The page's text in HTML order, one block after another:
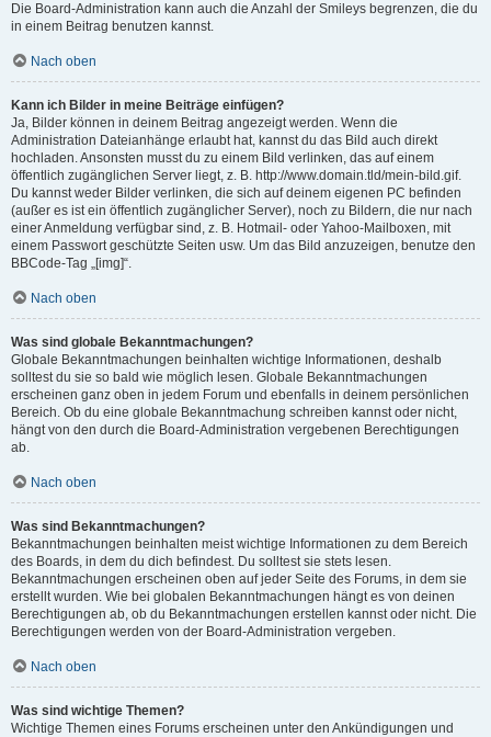
Die Board-Administration kann auch die Anzahl der Smileys begrenzen, die du
in einem Beitrag benutzen kannst.
Nach oben
Kann ich Bilder in meine Beiträge einfügen?
Ja, Bilder können in deinem Beitrag angezeigt werden. Wenn die
Administration Dateianhänge erlaubt hat, kannst du das Bild auch direkt
hochladen. Ansonsten musst du zu einem Bild verlinken, das auf einem
öffentlich zugänglichen Server liegt, z. B. http://www.domain.tld/mein-bild.gif.
Du kannst weder Bilder verlinken, die sich auf deinem eigenen PC befinden
(außer es ist ein öffentlich zugänglicher Server), noch zu Bildern, die nur nach
einer Anmeldung verfügbar sind, z. B. Hotmail- oder Yahoo-Mailboxen, mit
einem Passwort geschützte Seiten usw. Um das Bild anzuzeigen, benutze den
BBCode-Tag „[img]“.
Nach oben
Was sind globale Bekanntmachungen?
Globale Bekanntmachungen beinhalten wichtige Informationen, deshalb
solltest du sie so bald wie möglich lesen. Globale Bekanntmachungen
erscheinen ganz oben in jedem Forum und ebenfalls in deinem persönlichen
Bereich. Ob du eine globale Bekanntmachung schreiben kannst oder nicht,
hängt von den durch die Board-Administration vergebenen Berechtigungen
ab.
Nach oben
Was sind Bekanntmachungen?
Bekanntmachungen beinhalten meist wichtige Informationen zu dem Bereich
des Boards, in dem du dich befindest. Du solltest sie stets lesen.
Bekanntmachungen erscheinen oben auf jeder Seite des Forums, in dem sie
erstellt wurden. Wie bei globalen Bekanntmachungen hängt es von deinen
Berechtigungen ab, ob du Bekanntmachungen erstellen kannst oder nicht. Die
Berechtigungen werden von der Board-Administration vergeben.
Nach oben
Was sind wichtige Themen?
Wichtige Themen eines Forums erscheinen unter den Ankündigungen und